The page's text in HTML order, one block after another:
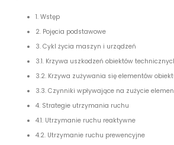
1. Wstęp
2. Pojęcia podstawowe
3. Cykl życia maszyn i urządzeń
3.1. Krzywa uszkodzeń obiektów
3.2. Krzywa zużywania się elementów
3.3. Czynniki wpływające na zużycie
4. Strategie utrzymania ruchu
4.1. Utrzymanie ruchu reaktywne
4.2. Utrzymanie ruchu prewencyjne